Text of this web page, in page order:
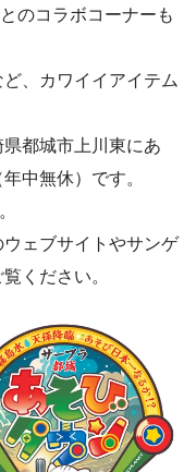
のコラボコーナーも
、カワイイアイテム
都城市上川東にあ
中無休）です。
ェブサイトやサンゲ
ください。